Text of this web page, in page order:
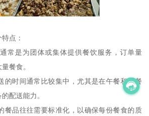
点：
常是为团体或集体提供餐饮服务，订单量
餐食。
的时间通常比较集中，尤其是在午餐和晚餐
配送能力。
餐品往往需要标准化，以确保每份餐食的质